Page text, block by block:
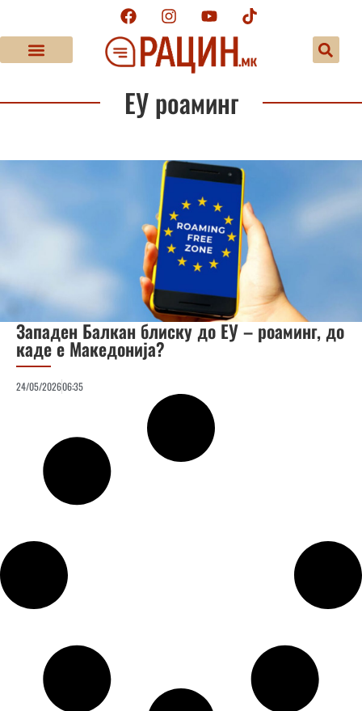
ЕУ роаминг
Западен Балкан блиску до ЕУ – роаминг, до
каде е Македонија?
24/05/202606:35